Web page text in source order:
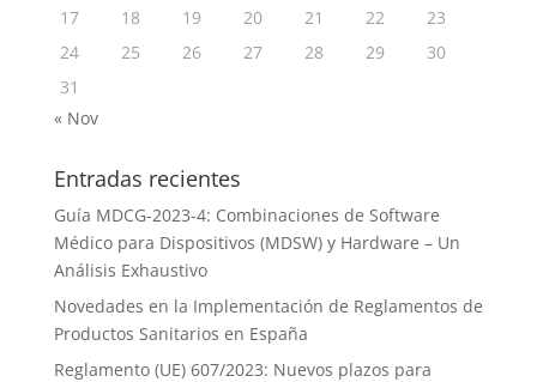
17
18 19 20 21 22
23
24
25 26 27 28 29
30
31
« Nov
Entradas recientes
Guía MDCG-2023-4: Combinaciones de Software
Médico para Dispositivos (MDSW) y Hardware – Un
Análisis Exhaustivo
Novedades en la Implementación de Reglamentos de
Productos Sanitarios en España
Reglamento (UE) 607/2023: Nuevos plazos para